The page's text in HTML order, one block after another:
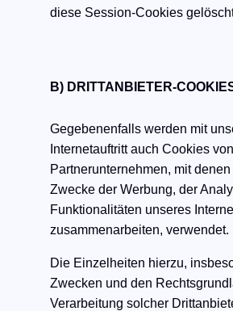
diese Session-Cookies
B) DRITTANBIETER-
Gegebenenfalls werden mit
Internetauftritt auch Cookies von
Partnerunternehmen, mit
Zwecke der Werbung, der
Funktionalitäten unseres
zusammenarbeiten, verwendet.
Die Einzelheiten hierzu,
Zwecken und den
Verarbeitung solcher